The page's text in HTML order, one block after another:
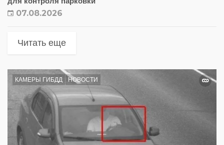
07.08.2026
Читать еще
КАМЕРЫ ГИБДД НОВОСТИ